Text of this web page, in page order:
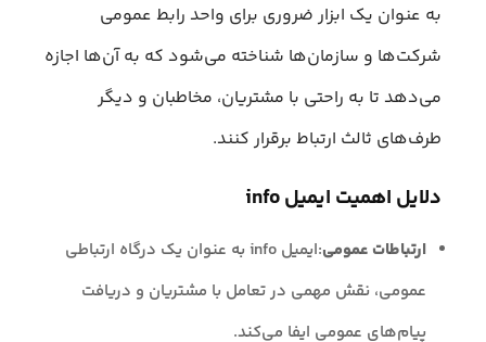
به عنوان یک ابزار ضروری برای واحد رابط عمومی
شرکت‌ها و سازمان‌ها شناخته می‌شود که به آن‌ها اجازه
می‌دهد تا به راحتی با مشتریان، مخاطبان و دیگر
طرف‌های ثالث ارتباط برقرار کنند.
دلایل اهمیت ایمیل info
ارتباطات عمومی
:ایمیل info به عنوان یک درگاه ارتباطی
عمومی، نقش مهمی در تعامل با مشتریان و دریافت
پیام‌های عمومی ایفا می‌کند.